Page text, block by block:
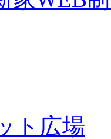
ト広場